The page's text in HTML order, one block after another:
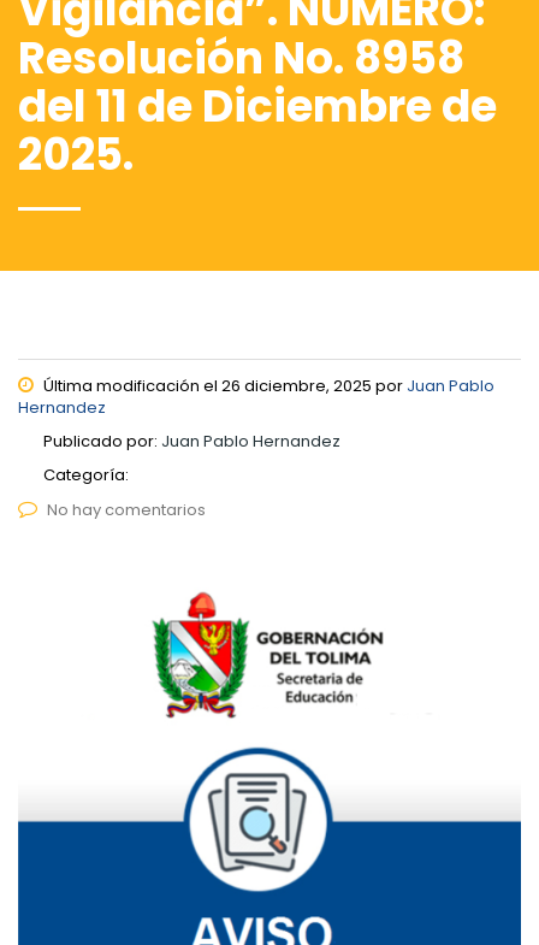
Resolución No. 8958
del 11 de Diciembre de
2025.
Última modificación el 26 diciembre, 2025 por Juan Pablo
Hernandez
Publicado por: Juan Pablo Hernandez
Categoría:
No hay comentarios